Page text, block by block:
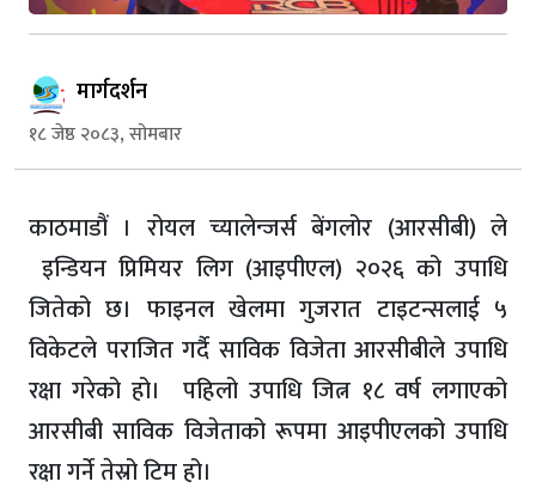
मार्गदर्शन
१८ जेष्ठ २०८३, सोमबार
काठमाडौं । रोयल च्यालेन्जर्स बेंगलोर (आरसीबी) ले
इन्डियन प्रिमियर लिग (आइपीएल) २०२६ को उपाधि
जितेको छ। फाइनल खेलमा गुजरात टाइटन्सलाई ५
विकेटले पराजित गर्दै साविक विजेता आरसीबीले उपाधि
रक्षा गरेको हो। पहिलो उपाधि जित्न १८ वर्ष लगाएको
आरसीबी साविक विजेताको रूपमा आइपीएलको उपाधि
रक्षा गर्ने तेस्रो टिम हो।